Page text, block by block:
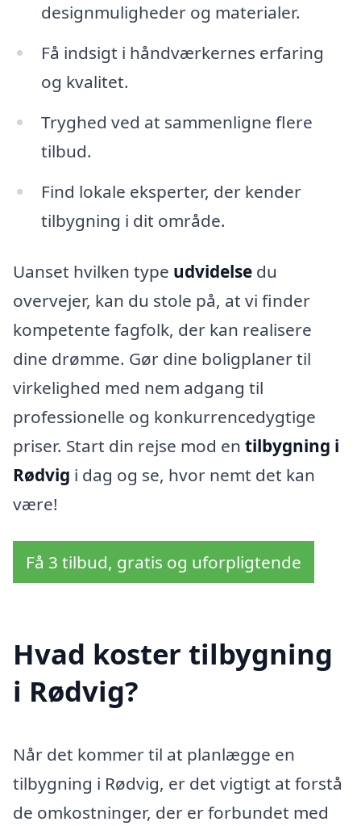
designmuligheder og materialer.
Få indsigt i håndværkernes erfaring
og kvalitet.
Tryghed ved at sammenligne flere
tilbud.
Find lokale eksperter, der kender
tilbygning i dit område.
Uanset hvilken type udvidelse du
overvejer, kan du stole på, at vi finder
kompetente fagfolk, der kan realisere
dine drømme. Gør dine boligplaner til
virkelighed med nem adgang til
professionelle og konkurrencedygtige
priser. Start din rejse mod en tilbygning i
Rødvig i dag og se, hvor nemt det kan
være!
Få 3 tilbud, gratis og uforpligtende
Hvad koster tilbygning
i Rødvig?
Når det kommer til at planlægge en
tilbygning i Rødvig, er det vigtigt at forstå
de omkostninger, der er forbundet med